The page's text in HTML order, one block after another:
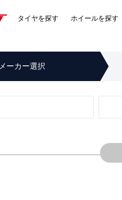
タイヤを探す ホイールを探す
メーカー選択